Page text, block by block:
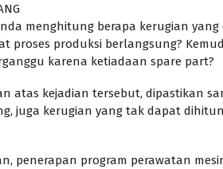
menghitung berapa kerugian
proses produksi berlangsung?
karena ketiadaan spare part?
atas kejadian tersebut, dipastikan
juga kerugian yang tak dapat
penerapan program perawatan